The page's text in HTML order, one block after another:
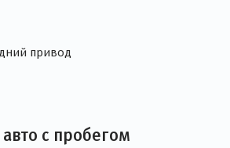
привод
с пробегом